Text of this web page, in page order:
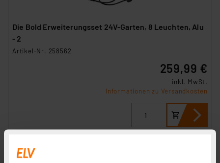
Die Bold Erweiterungsset 24V-Garten, 8 Leuchten, Alu
- 2
Artikel-Nr. 258562
259,99 €
inkl. MwSt.
Informationen zu Versandkosten